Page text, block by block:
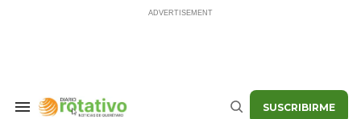
Search
Buscar SUSCRIBIRME